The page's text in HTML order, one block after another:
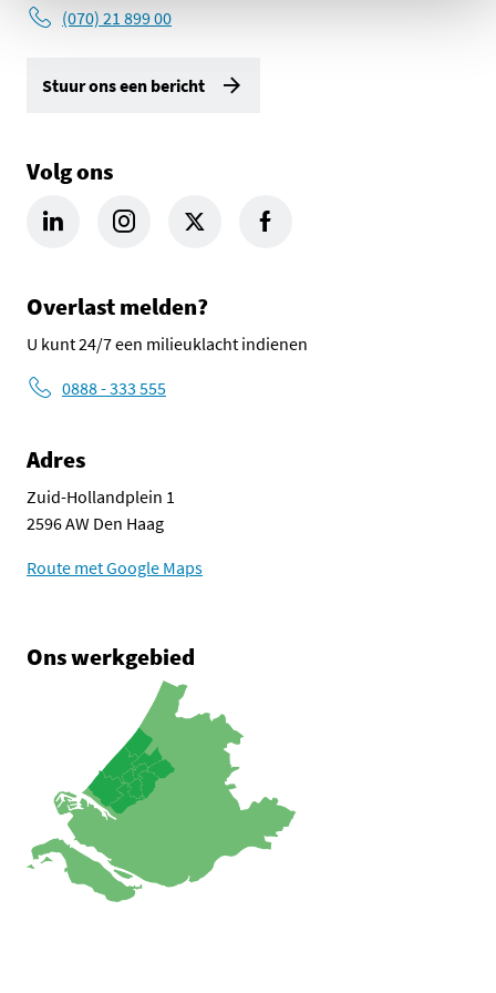
(070) 21 899 00
Stuur ons een bericht
Volg ons
LinkedIn Omgevingsdienst Haaglanden (opent in een nieuw
Instagram Omgevingsdienst Haaglanden (opent in
X Omgevingsdienst Haaglanden (opent in
Facebook Omgevingsdienst
Overlast melden?
U kunt 24/7 een milieuklacht indienen
0888 - 333 555
Adres
Zuid-Hollandplein 1
2596 AW Den Haag
Route met Google Maps
Ons werkgebied